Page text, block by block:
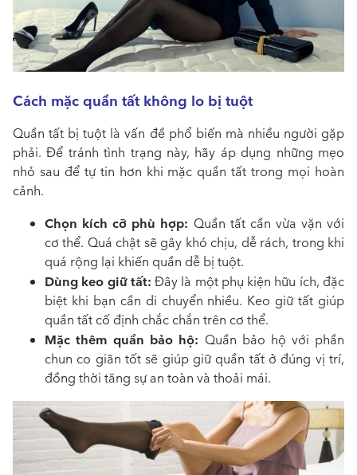
Cách mặc quần tất không lo bị tuột
Quần tất bị tuột là vấn đề phổ biến mà nhiều người gặp
phải. Để tránh tình trạng này, hãy áp dụng những mẹo
nhỏ sau để tự tin hơn khi mặc quần tất trong mọi hoàn
cảnh.
Chọn kích cỡ phù hợp: Quần tất cần vừa vặn với
cơ thể. Quá chật sẽ gây khó chịu, dễ rách, trong khi
quá rộng lại khiến quần dễ bị tuột.
Dùng keo giữ tất: Đây là một phụ kiện hữu ích, đặc
biệt khi bạn cần di chuyển nhiều. Keo giữ tất giúp
quần tất cố định chắc chắn trên cơ thể.
Mặc thêm quần bảo hộ: Quần bảo hộ với phần
chun co giãn tốt sẽ giúp giữ quần tất ở đúng vị trí,
đồng thời tăng sự an toàn và thoải mái.